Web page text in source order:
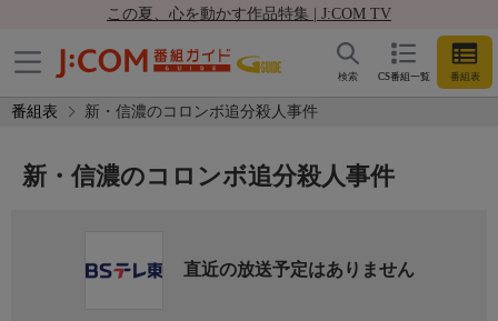
この夏、心を動かす作品特集 | J:COM TV
CS番組一覧 番組表
検索
番組表 新・信濃のコロンボ追分殺人事件
新・信濃のコロンボ追分殺人事件
直近の放送予定はありません